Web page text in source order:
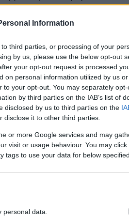
Information
third parties, or processing of your
by us, please use the below opt-out
your opt-out request is processed
on personal information utilized by us
your opt-out. You may separately
by third parties on the IAB’s list of
disclosed by us to third parties on the
disclose it to other third parties.
or more Google services and may
visit or usage behaviour. You may
tags to use your data for below
data.
τύπου Scorpion,
217.000 ευρώ, ενώ τρίτος
επιτηρούσε
διέφυγαν με όχημα
στη
να εξαφανίσουν τα ίχνη